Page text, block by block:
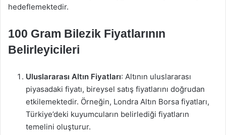
hedeflemektedir.
100 Gram Bilezik Fiyatlarının
Belirleyicileri
Uluslararası Altın Fiyatları: Altının uluslararası
piyasadaki fiyatı, bireysel satış fiyatlarını doğrudan
etkilemektedir. Örneğin, Londra Altın Borsa fiyatları,
Türkiye’deki kuyumcuların belirlediği fiyatların
temelini oluşturur.